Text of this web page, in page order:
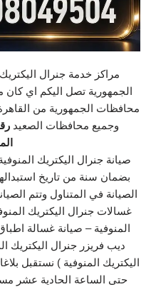
مراكز خدمة جنرال
الجمهورية تصل اليكم اي
محافظات الجمهورية من
وجميع محافظات الصعيد
صيانة جنرال اليكتريك
بضمان سنة من تاريخ
الصيانة في المتناول وتتم
غسالات جنرال اليكتريك
المنوفية – صيانة غسالة
ديب فريزر جنرال اليكتريك
اليكتريك المنوفية ) نستقبل
حتى الساعة الحادية عشر